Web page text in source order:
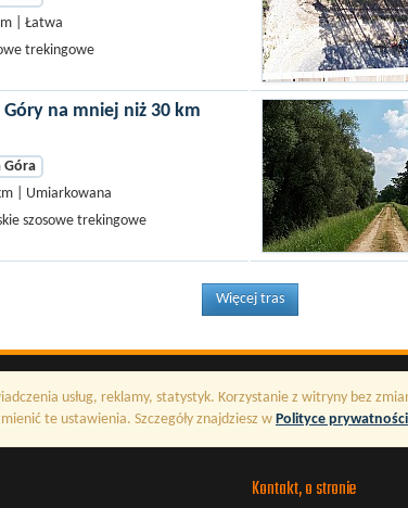
| Łatwa
trekingowe
Góry na mniej niż 30 km
Góra
| Umiarkowana
szosowe trekingowe
Więcej tras
usług, reklamy, statystyk. Korzystanie z witryny bez
te ustawienia. Szczegóły znajdziesz w Polityce prywatności
Kontakt, o stronie